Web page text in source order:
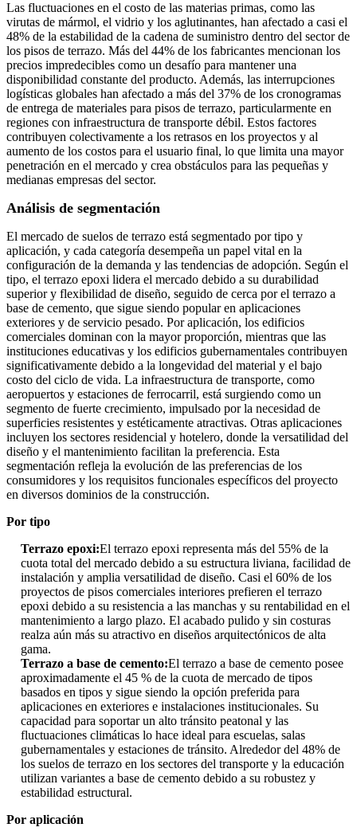
Las fluctuaciones en el costo de las materias primas, como las
virutas de mármol, el vidrio y los aglutinantes, han afectado a casi el
48% de la estabilidad de la cadena de suministro dentro del sector de
los pisos de terrazo. Más del 44% de los fabricantes mencionan los
precios impredecibles como un desafío para mantener una
disponibilidad constante del producto. Además, las interrupciones
logísticas globales han afectado a más del 37% de los cronogramas
de entrega de materiales para pisos de terrazo, particularmente en
regiones con infraestructura de transporte débil. Estos factores
contribuyen colectivamente a los retrasos en los proyectos y al
aumento de los costos para el usuario final, lo que limita una mayor
penetración en el mercado y crea obstáculos para las pequeñas y
medianas empresas del sector.
Análisis de segmentación
El mercado de suelos de terrazo está segmentado por tipo y
aplicación, y cada categoría desempeña un papel vital en la
configuración de la demanda y las tendencias de adopción. Según el
tipo, el terrazo epoxi lidera el mercado debido a su durabilidad
superior y flexibilidad de diseño, seguido de cerca por el terrazo a
base de cemento, que sigue siendo popular en aplicaciones
exteriores y de servicio pesado. Por aplicación, los edificios
comerciales dominan con la mayor proporción, mientras que las
instituciones educativas y los edificios gubernamentales contribuyen
significativamente debido a la longevidad del material y el bajo
costo del ciclo de vida. La infraestructura de transporte, como
aeropuertos y estaciones de ferrocarril, está surgiendo como un
segmento de fuerte crecimiento, impulsado por la necesidad de
superficies resistentes y estéticamente atractivas. Otras aplicaciones
incluyen los sectores residencial y hotelero, donde la versatilidad del
diseño y el mantenimiento facilitan la preferencia. Esta
segmentación refleja la evolución de las preferencias de los
consumidores y los requisitos funcionales específicos del proyecto
en diversos dominios de la construcción.
Por tipo
Terrazo epoxi:El terrazo epoxi representa más del 55% de la
cuota total del mercado debido a su estructura liviana, facilidad de
instalación y amplia versatilidad de diseño. Casi el 60% de los
proyectos de pisos comerciales interiores prefieren el terrazo
epoxi debido a su resistencia a las manchas y su rentabilidad en el
mantenimiento a largo plazo. El acabado pulido y sin costuras
realza aún más su atractivo en diseños arquitectónicos de alta
gama.
Terrazo a base de cemento:El terrazo a base de cemento posee
aproximadamente el 45 % de la cuota de mercado de tipos
basados ​​en tipos y sigue siendo la opción preferida para
aplicaciones en exteriores e instalaciones institucionales. Su
capacidad para soportar un alto tránsito peatonal y las
fluctuaciones climáticas lo hace ideal para escuelas, salas
gubernamentales y estaciones de tránsito. Alrededor del 48% de
los suelos de terrazo en los sectores del transporte y la educación
utilizan variantes a base de cemento debido a su robustez y
estabilidad estructural.
Por aplicación